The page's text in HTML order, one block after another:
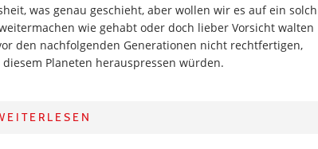
was genau geschieht, aber wollen wir es auf ein solch
wie gehabt oder doch lieber Vorsicht walten
den nachfolgenden Generationen nicht rechtfertigen,
Planeten herauspressen würden.